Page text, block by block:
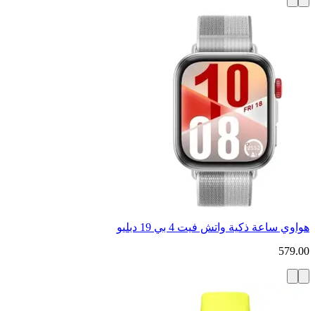
هواوي ساعة ذكية واتش فيت 4 بي 19 دبليو
579.00